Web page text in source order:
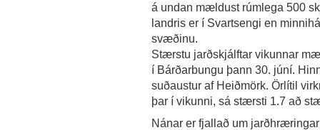
á undan mældust rúmlega 500
landris er í Svartsengi en
svæðinu.
Stærstu jarðskjálftar vikunnar
í Bárðarbungu þann 30. júní.
suðaustur af Heiðmörk. Örlítil
þar í vikunni, sá stærsti 1.7 að
Nánar er fjallað um